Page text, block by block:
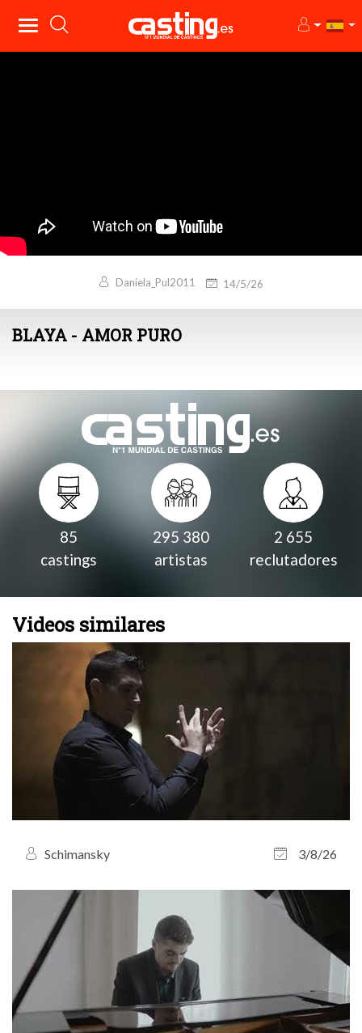
Daniela_Pul2011 14/5/26
BLAYA - AMOR PURO
85
castings
295 380
artistas
2 655
reclutadores
Videos similares
Schimansky 3/8/26